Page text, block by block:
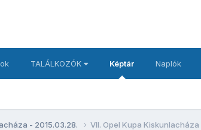
TALÁLKOZÓK Képtár Naplók
- 2015.03.28. VII. Opel Kupa